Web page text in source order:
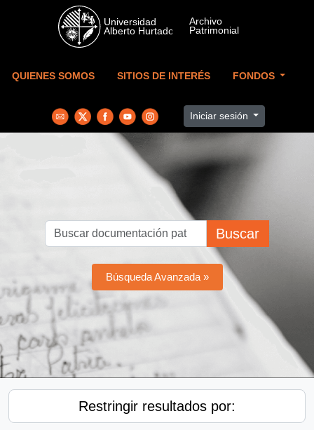
Skip to main content
QUIENES SOMOS SITIOS DE INTERÉS FONDOS
Iniciar sesión
Buscar
Búsqueda Avanzada »
Restringir resultados por: